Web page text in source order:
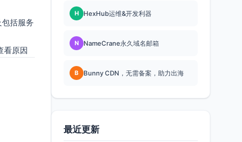
括服务
看原因
H HexHub运维&开发利器
N NameCrane永久域名邮箱
B Bunny CDN，无需备案，助力出海
最近更新